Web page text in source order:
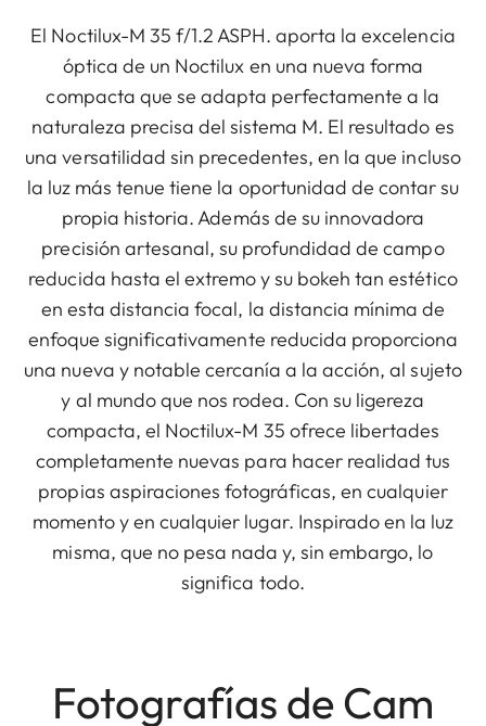
El Noctilux-M 35 f/1.2 ASPH. aporta la excelencia
óptica de un Noctilux en una nueva forma
compacta que se adapta perfectamente a la
naturaleza precisa del sistema M. El resultado es
una versatilidad sin precedentes, en la que incluso
la luz más tenue tiene la oportunidad de contar su
propia historia. Además de su innovadora
precisión artesanal, su profundidad de campo
reducida hasta el extremo y su bokeh tan estético
en esta distancia focal, la distancia mínima de
enfoque significativamente reducida proporciona
una nueva y notable cercanía a la acción, al sujeto
y al mundo que nos rodea. Con su ligereza
compacta, el Noctilux-M 35 ofrece libertades
completamente nuevas para hacer realidad tus
propias aspiraciones fotográficas, en cualquier
momento y en cualquier lugar. Inspirado en la luz
misma, que no pesa nada y, sin embargo, lo
significa todo.
Fotografías de Cam